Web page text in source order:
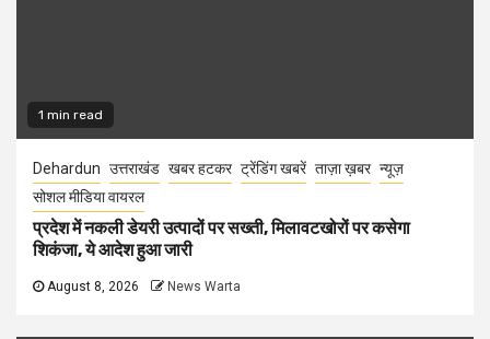
1 min read
Dehardun उत्तराखंड खबर हटकर ट्रेंडिंग खबरें ताज़ा ख़बर न्यूज़
सोशल मीडिया वायरल
प्रदेश में नकली डेयरी उत्पादों पर सख्ती, मिलावटखोरों पर कसेगा
शिकंजा, ये आदेश हुआ जारी
August 8, 2026 News Warta